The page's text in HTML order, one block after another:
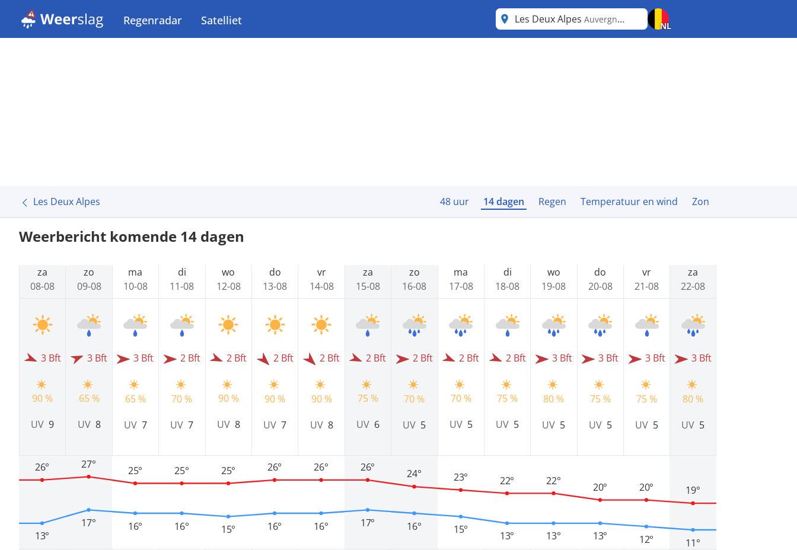
Regenradar Satelliet Les Deux Alpes Auvergne-Rhône-Alpes
NL
Les Deux Alpes 48 uur 14 dagen Regen Temperatuur en wind Zon
Weerbericht komende 14 dagen
za
08-08
3 Bft
90 %
UV9
13°
26°
zo
09-08
3 Bft
65 %
UV 8
17°
27°
ma
10-08
3 Bft
65 %
UV 7
16°
25°
di
11-08
2 Bft
70 %
UV7
16°
25°
wo
12-08
2 Bft
90 %
UV 8
15°
25°
do
13-08
2 Bft
90 %
UV7
16°
26°
vr
14-08
2 Bft
90 %
UV 8
16°
26°
za
15-08
2 Bft
75 %
UV 6
17°
26°
zo
16-08
2 Bft
70 %
UV 5
16°
24°
ma
17-08
2 Bft
70 %
UV 5
15°
23°
di
18-08
2 Bft
75 %
UV 5
13°
22°
wo
19-08
3 Bft
80 %
UV 5
13°
22°
do
20-08
3 Bft
75 %
UV 5
13°
20°
vr
21-08
3 Bft
75 %
UV 5
12°
20°
za
22-08
3 Bft
80 %
UV 5
11°
19°